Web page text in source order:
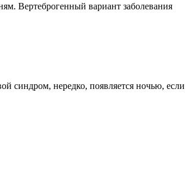
Вертеброгенный вариант заболевания
синдром, нередко, появляется ночью, если